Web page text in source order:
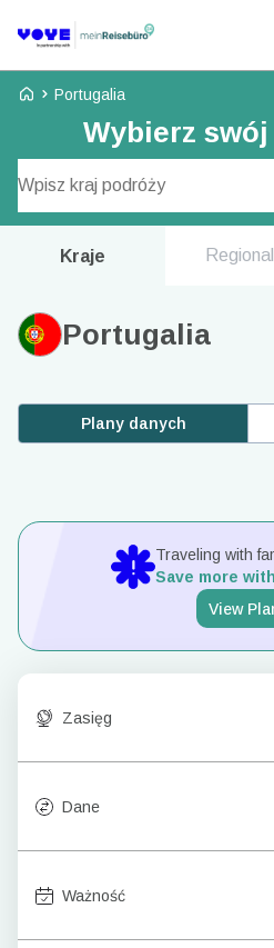
Strona główna Voye
Portugalia
Wybierz
Kraje
Portugalia
Plany danych
Traveling with
Save more
View
Zasięg
Dane
Ważność